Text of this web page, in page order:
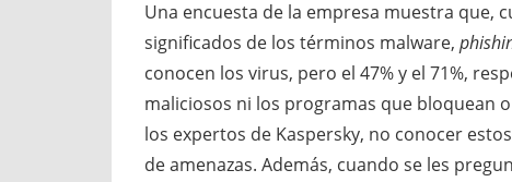
Una encuesta de la empresa muestra que,
significados de los términos malware,
conocen los virus, pero el 47% y el 71%,
maliciosos ni los programas que bloquean
los expertos de Kaspersky, no conocer
de amenazas. Además, cuando se les